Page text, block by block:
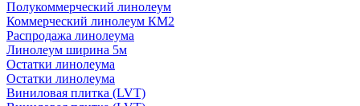
Полукоммерческий линолеум
Коммерческий линолеум КМ2
Распродажа линолеума
Линолеум ширина 5м
Остатки линолеума
Остатки линолеума
Виниловая плитка (LVT)